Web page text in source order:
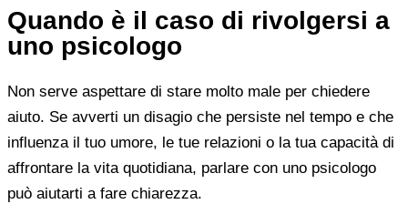
Quando è il caso di rivolgersi a
uno psicologo
Non serve aspettare di stare molto male per chiedere
aiuto. Se avverti un disagio che persiste nel tempo e che
influenza il tuo umore, le tue relazioni o la tua capacità di
affrontare la vita quotidiana, parlare con uno psicologo
può aiutarti a fare chiarezza.